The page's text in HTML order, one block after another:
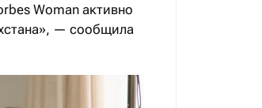
Woman активно
— сообщила